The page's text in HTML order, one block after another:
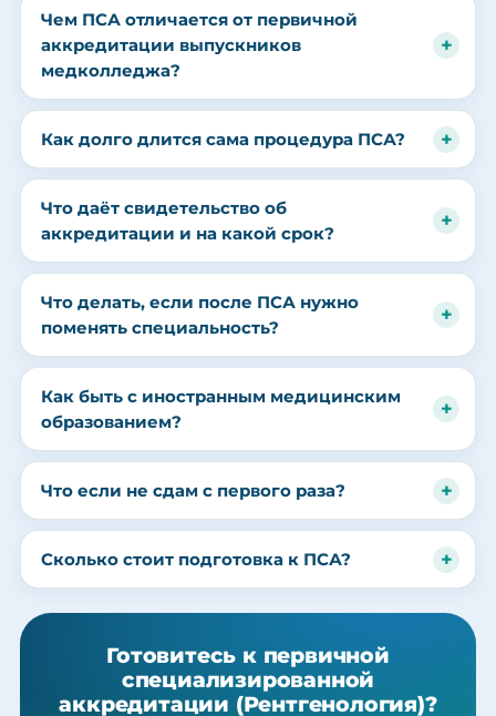
Чем ПСА отличается от первичной
аккредитации выпускников
медколледжа?
Как долго длится сама процедура ПСА?
Что даёт свидетельство об
аккредитации и на какой срок?
Что делать, если после ПСА нужно
поменять специальность?
Как быть с иностранным медицинским
образованием?
Что если не сдам с первого раза?
Сколько стоит подготовка к ПСА?
Готовитесь к первичной
специализированной
аккредитации (Рентгенология)?